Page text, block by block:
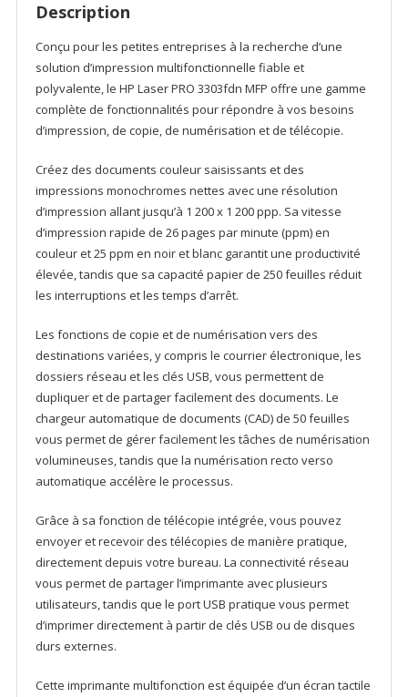
Réseau
Couleur
B&WPPM
12M
Description
Conçu pour les petites entreprises à la recherche d’une
solution d’impression multifonctionnelle fiable et
polyvalente, le HP Laser PRO 3303fdn MFP offre une gamme
complète de fonctionnalités pour répondre à vos besoins
d’impression, de copie, de numérisation et de télécopie.
Créez des documents couleur saisissants et des
impressions monochromes nettes avec une résolution
d’impression allant jusqu’à 1 200 x 1 200 ppp. Sa vitesse
d’impression rapide de 26 pages par minute (ppm) en
couleur et 25 ppm en noir et blanc garantit une productivité
élevée, tandis que sa capacité papier de 250 feuilles réduit
les interruptions et les temps d’arrêt.
Les fonctions de copie et de numérisation vers des
destinations variées, y compris le courrier électronique, les
dossiers réseau et les clés USB, vous permettent de
dupliquer et de partager facilement des documents. Le
chargeur automatique de documents (CAD) de 50 feuilles
vous permet de gérer facilement les tâches de numérisation
volumineuses, tandis que la numérisation recto verso
automatique accélère le processus.
Grâce à sa fonction de télécopie intégrée, vous pouvez
envoyer et recevoir des télécopies de manière pratique,
directement depuis votre bureau. La connectivité réseau
vous permet de partager l’imprimante avec plusieurs
utilisateurs, tandis que le port USB pratique vous permet
d’imprimer directement à partir de clés USB ou de disques
durs externes.
Cette imprimante multifonction est équipée d’un écran tactile